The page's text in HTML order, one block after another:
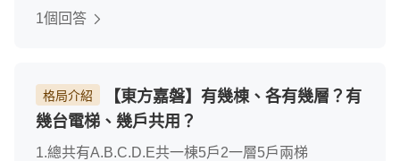
分別為約46~47坪的B.C.E小戶型，主+附屬建坪約莫
戶格局相近外，其它戶型格局完全相異。例如D戶為
少有的三房三衛，即為雙套房。故應依個人需求做推
薦
1個回答
格局介紹
【東方嘉磐】有幾棟、各有幾層？有
幾台電梯、幾戶共用？
1.總共有A.B.C.D.E共一棟5戶2一層5戶兩梯